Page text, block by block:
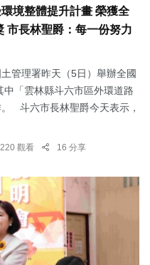
境整體提升計畫 榮獲全
市長林聖爵：每一份努力
管理署昨天（5日）舉辦全國
中「雲林縣斗六市區外環道路
斗六市長林聖爵今天表示，
觀看 16 分享